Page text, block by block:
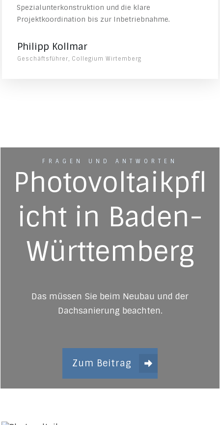
Spezialunterkonstruktion und die klare
Projektkoordination bis zur Inbetriebnahme.
Philipp Kollmar
Geschäftsführer, Collegium Wirtemberg
FRAGEN UND ANTWORTEN
Photovoltaikpfl
icht in Baden-
Württemberg
Das müssen Sie beim Neubau und der
Dachsanierung beachten.
Zum Beitrag